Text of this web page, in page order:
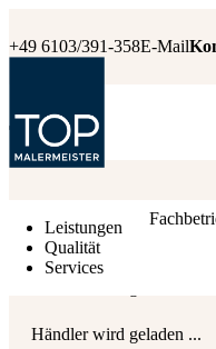
+49 6103/391-358E-Mail
Leistungen
Qualität
Services
Händler wird geladen ...
Händler wird geladen ...